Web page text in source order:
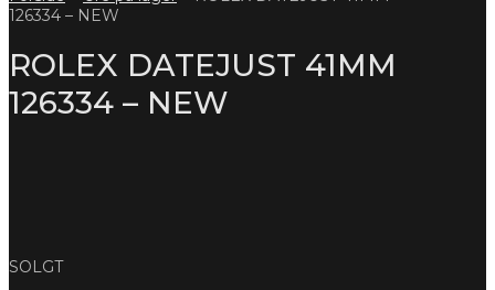
126334 – NEW
ROLEX DATEJUST 41MM
126334 – NEW
SOLGT